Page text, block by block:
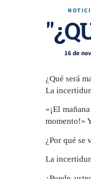
16 de
¿Qué será
La
«¡El
momento!»
¿Por qué se
La